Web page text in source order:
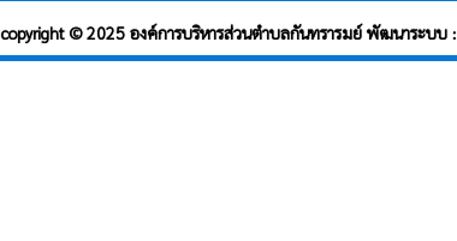
copyright © 2025 องค์การบริหารส่วนตำบลกันทรารมย์พัฒนาระบบ :